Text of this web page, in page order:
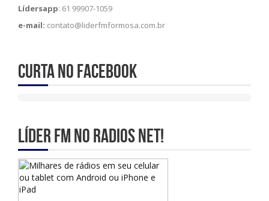
Lídersapp: 61 99907-1059
e-mail: contato@liderfmformosa.com.br
Curta no Facebook
Líder Fm no Radios Net!